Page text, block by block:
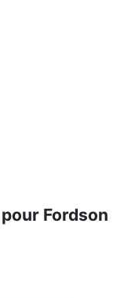
Fordson